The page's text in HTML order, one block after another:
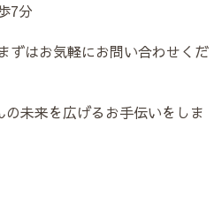
7分
ずはお気軽にお問い合わせくだ
未来を広げるお手伝いをしま